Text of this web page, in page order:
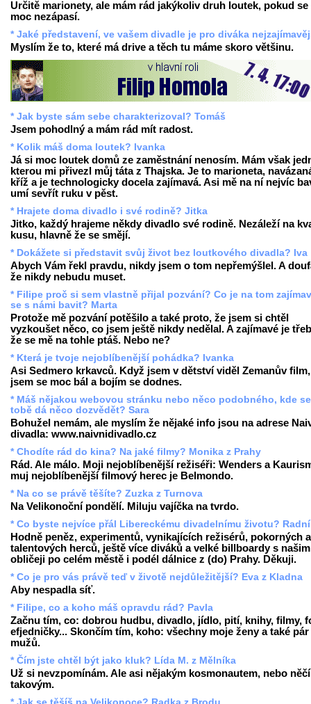
Určitě marionety, ale mám rád jakýkoliv druh loutek, pokud se
moc nezápasí.
* Jaké představení, ve vašem divadle je pro diváka
Myslím že to, které má drive a těch tu máme skoro většinu.
* Jak byste sám sebe charakterizoval? Tomáš
Jsem pohodlný a mám rád mít radost.
* Kolik máš doma loutek? Ivanka
Já si moc loutek domů ze zaměstnání nenosím. Mám však
kterou mi přivezl můj táta z Thajska. Je to marioneta,
kříž a je technologicky docela zajímavá. Asi mě na ní nejvíc
umí sevřít ruku v pěst.
* Hrajete doma divadlo i své rodině? Jitka
Jitko, každý hrajeme někdy divadlo své rodině. Nezáleží na
kusu, hlavně že se smějí.
* Dokážete si představit svůj život bez loutkového divadla? Iva
Abych Vám řekl pravdu, nikdy jsem o tom nepřemýšlel. A
že nikdy nebudu muset.
* Filipe proč si sem vlastně přijal pozvání? Co je na tom
se s námi bavit? Marta
Protože mě pozvání potěšilo a také proto, že jsem si chtěl
vyzkoušet něco, co jsem ještě nikdy nedělal. A zajímavé je
že se mě na tohle ptáš. Nebo ne?
* Která je tvoje nejoblíbenější pohádka? Ivanka
Asi Sedmero krkavců. Když jsem v dětství viděl Zemanův
jsem se moc bál a bojím se dodnes.
* Máš nějakou webovou stránku nebo něco podobného, kde
tobě dá něco dozvědět? Sara
Bohužel nemám, ale myslím že nějaké info jsou na adrese
divadla: www.naivnidivadlo.cz
* Chodíte rád do kina? Na jaké filmy? Monika z Prahy
Rád. Ale málo. Moji nejoblíbenější režiséři: Wenders a
muj nejoblíbenější filmový herec je Belmondo.
* Na co se právě těšíte? Zuzka z Turnova
Na Velikonoční pondělí. Miluju vajíčka na tvrdo.
* Co byste nejvíce přál Libereckému divadelnímu životu? Radní
Hodně peněz, experimentů, vynikajících režisérů, pokorných a
talentových herců, ještě více diváků a velké billboardy s
obličeji po celém městě i podél dálnice z (do) Prahy. Děkuji.
* Co je pro vás právě teď v životě nejdůležitější? Eva z Kladna
Aby nespadla síť.
* Filipe, co a koho máš opravdu rád? Pavla
Začnu tím, co: dobrou hudbu, divadlo, jídlo, pití, knihy, filmy,
efjedničky... Skončím tím, koho: všechny moje ženy a také pár
mužů.
* Čím jste chtěl být jako kluk? Lída M. z Mělníka
Už si nevzpomínám. Ale asi nějakým kosmonautem, nebo
takovým.